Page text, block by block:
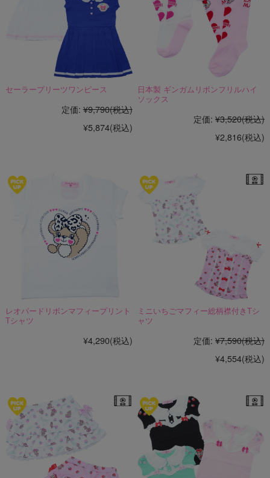
セーラープリーツワンピース
定価: ¥9,790(税込)
¥5,874(税込)
日本製 ギンガムリボンフリルハイ
ソックス
定価: ¥3,520(税込)
¥2,816(税込)
レオパードリボンマフィープリント
Tシャツ
¥4,290(税込)
ミニいちごマフィー総柄襟付きTシ
ャツ
定価: ¥7,590(税込)
¥4,554(税込)